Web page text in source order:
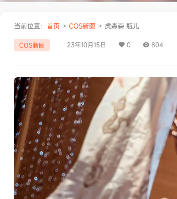
当前位置： 首页 > COS新图 > 虎森森 瓶儿
COS新图 23年10月15日 0 804